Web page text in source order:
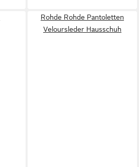
Rohde Rohde Pantoletten
Veloursleder Hausschuh